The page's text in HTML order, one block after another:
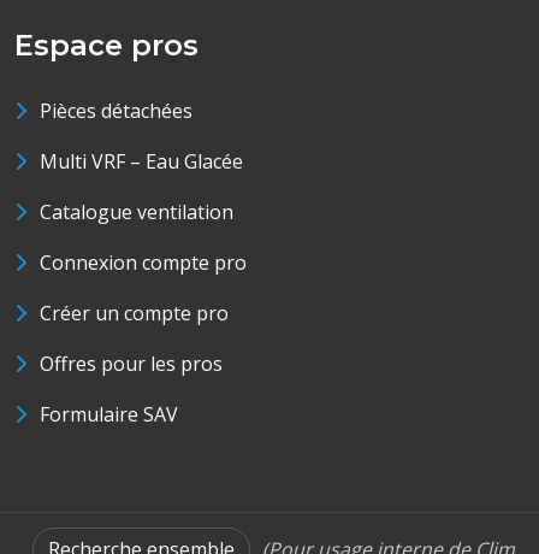
Espace pros
Pièces détachées
Multi VRF – Eau Glacée
Catalogue ventilation
Connexion compte pro
Créer un compte pro
Offres pour les pros
Formulaire SAV